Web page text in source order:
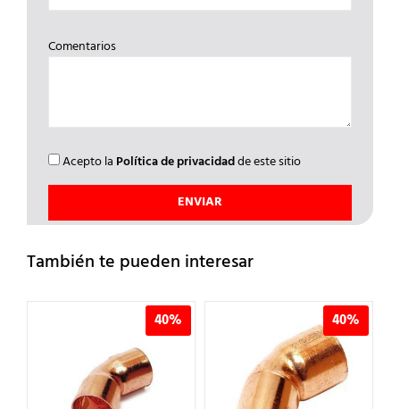
Comentarios
Acepto la Política de privacidadde este sitio
También te pueden interesar
40% 40%